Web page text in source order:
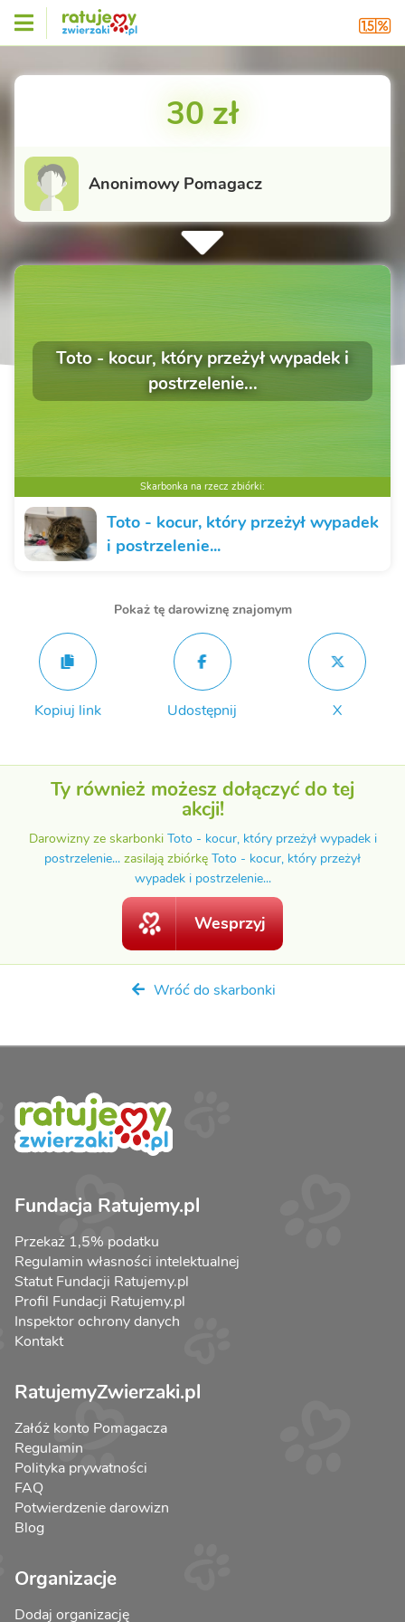
30 zł
Anonimowy Pomagacz
Toto - kocur, który przeżył wypadek i
postrzelenie...
Skarbonka na rzecz zbiórki:
Toto - kocur, który przeżył wypadek
i postrzelenie...
Pokaż tę darowiznę znajomym
Kopiuj link Udostępnij X
Ty również możesz dołączyć do tej
akcji!
Darowizny ze skarbonki Toto - kocur, który przeżył wypadek i
postrzelenie... zasilają zbiórkę Toto - kocur, który przeżył
wypadek i postrzelenie...
Wesprzyj
Wróć do skarbonki
Fundacja Ratujemy.pl
Przekaż 1,5% podatku
Regulamin własności intelektualnej
Statut Fundacji Ratujemy.pl
Profil Fundacji Ratujemy.pl
Inspektor ochrony danych
Kontakt
RatujemyZwierzaki.pl
Załóż konto Pomagacza
Regulamin
Polityka prywatności
FAQ
Potwierdzenie darowizn
Blog
Organizacje
Dodaj organizację